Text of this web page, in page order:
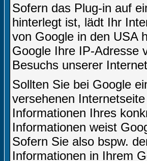
Sofern das Plug-in auf
hinterlegt ist, lädt Ihr
von Google in den USA
Google Ihre IP-Adresse
Besuchs unserer
Sollten Sie bei Google
versehenen
Informationen Ihres
Informationen weist
Sofern Sie also bspw.
Informationen in Ihrem